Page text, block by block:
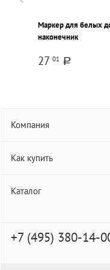
Маркер для белых
наконечник
27 01 a
Компания
Как купить
Каталог
+7 (495) 380-14-